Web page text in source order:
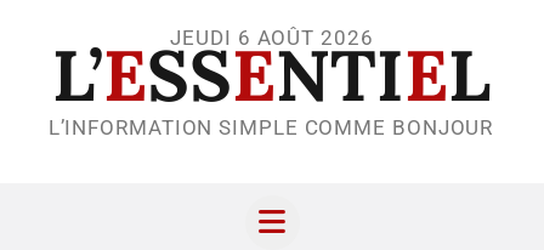
JEUDI 6 AOÛT 2026
L’ESSENTIEL
L’INFORMATION SIMPLE COMME BONJOUR